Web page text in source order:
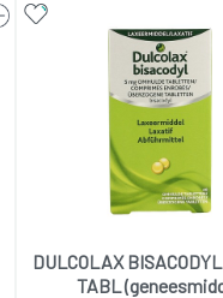
DULCOLAX
TABL